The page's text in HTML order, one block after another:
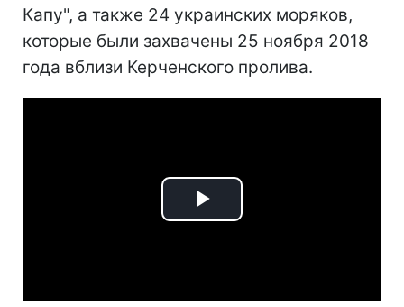
Капу", а также 24 украинских моряков,
которые были захвачены 25 ноября 2018
года вблизи Керченского пролива.
Play